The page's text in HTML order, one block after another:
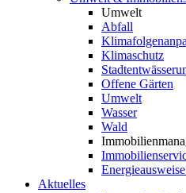
Umwelt
Abfall
Klimaschutz
Offene Gärten
Umwelt
Wasser
Wald
Aktuelles